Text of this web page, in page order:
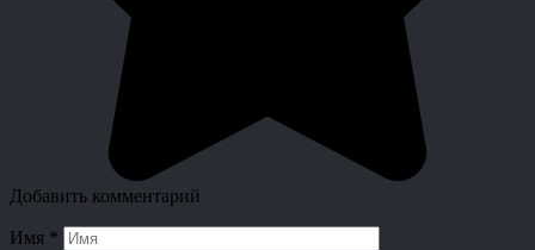
Добавить комментарий
Имя *